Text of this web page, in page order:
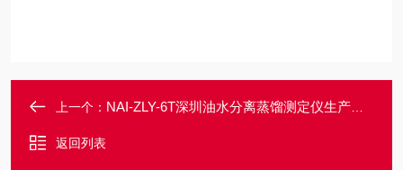
上一个： NAI-ZLY-6T深圳油水分离蒸馏测定仪生产厂家
返回列表